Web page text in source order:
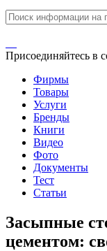
Присоединяйтесь в
Фирмы
Товары
Услуги
Бренды
Книги
Видео
Фото
Документы
Тест
Статьи
Засыпные
цементом: